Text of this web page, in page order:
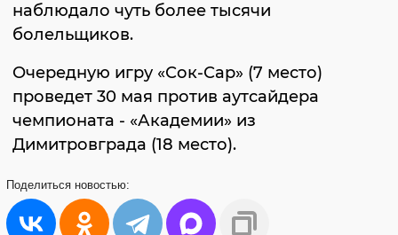
наблюдало чуть более тысячи
болельщиков.
Очередную игру «Сок-Сар» (7 место)
проведет 30 мая против аутсайдера
чемпионата - «Академии» из
Димитровграда (18 место).
Поделиться новостью: